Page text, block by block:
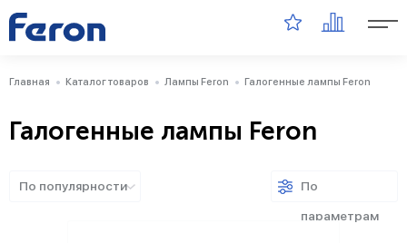
Главная Каталог товаров Лампы Feron Галогенные лампы Feron
Галогенные лампы Feron
По популярности По
параметрам